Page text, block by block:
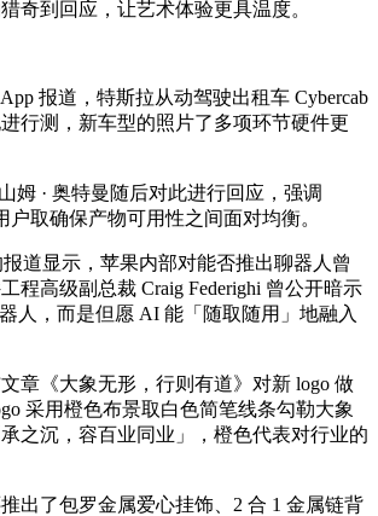
奇到回应，让艺术体验更具温度。
报道，特斯拉从动驾驶出租车 Cybercab
行测，新车型的照片了多项环节硬件更
· 奥特曼随后对此进行回应，强调
户取确保产物可用性之间面对均衡。
道显示，苹果内部对能否推出聊器人曾
程高级副总裁 Craig Federighi 曾公开暗示
人，而是但愿 AI 能「随取随用」地融入
《大象无形，行则有道》对新 logo 做
采用橙色布景取白色简笔线条勾勒大象
之沉，容百业同业」，橙色代表对行业的
了包罗金属爱心挂饰、2 合 1 金属链背